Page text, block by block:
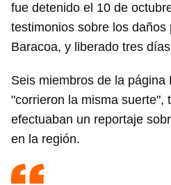
fue detenido el 10 de
testimonios sobre los daños
Baracoa, y liberado tres
Seis miembros de la página
"corrieron la misma suerte",
efectuaban un reportaje
en la región.